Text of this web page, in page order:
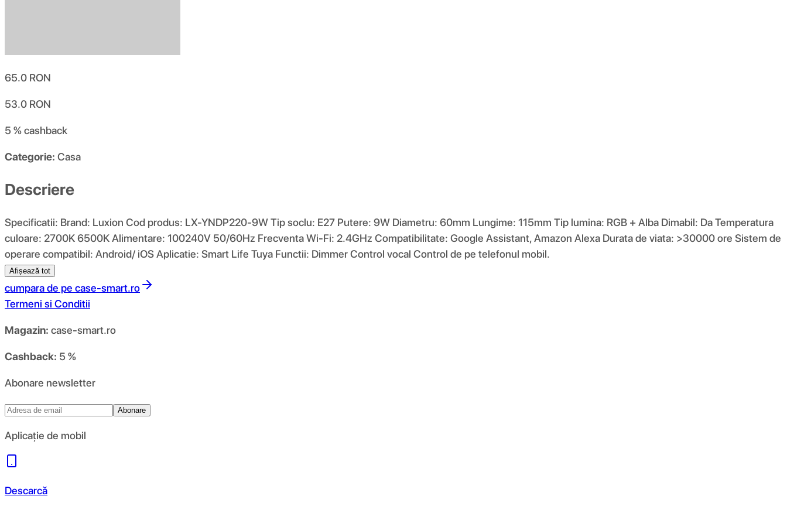
65.0 RON
53.0 RON
5 %cashback
Categorie: Casa
Descriere
Specificatii: Brand: Luxion Cod produs: LX-YNDP220-9W Tip soclu: E27 Putere: 9W Diametru: 60mm Lungime: 115mm Tip lumina: RGB + Alba Dimabil: Da Temperatura
culoare: 2700K 6500K Alimentare: 100240V 50/60Hz Frecventa Wi-Fi: 2.4GHz Compatibilitate: Google Assistant, Amazon Alexa Durata de viata: >30000 ore Sistem de
operare compatibil: Android/ iOS Aplicatie: Smart Life Tuya Functii: Dimmer Control vocal Control de pe telefonul mobil.
Afișează tot
cumpara de pe case-smart.ro
Termeni si Conditii
Magazin: case-smart.ro
Cashback: 5 %
Abonare newsletter
Abonare
Aplicație de mobil
Descarcă